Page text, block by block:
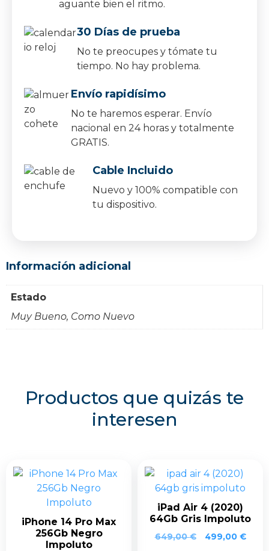
aguante bien el ritmo.
30 Días de prueba
No te preocupes y tómate tu
tiempo. No hay problema.
Envío rapidísimo
No te haremos esperar. Envío
nacional en 24 horas y totalmente
GRATIS.
Cable Incluido
Nuevo y 100% compatible con
tu dispositivo.
Información adicional
Estado
Muy Bueno, Como Nuevo
Productos que quizás te
interesen
iPhone 14 Pro Max
256Gb Negro
Impoluto
iPad Air 4 (2020)
64Gb Gris Impoluto
649,00€ 499,00 €